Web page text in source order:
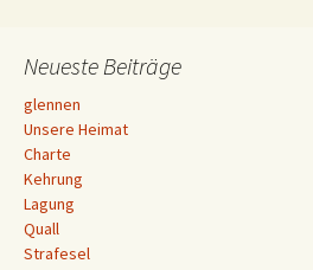
Neueste Beiträge
glennen
Unsere Heimat
Charte
Kehrung
Lagung
Quall
Strafesel